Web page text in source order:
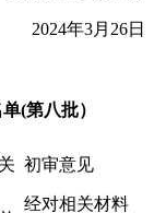
2024年3月26日
(第八批）
初审意见
经对相关材料